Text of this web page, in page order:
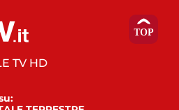
TV HD